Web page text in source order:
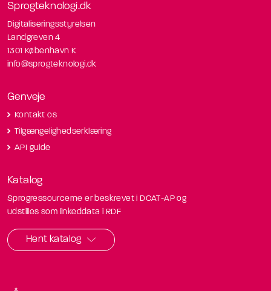
Sprogteknologi.dk
Digitaliseringsstyrelsen
Landgreven 4
1301 København K
info@sprogteknologi.dk
Genveje
Kontakt os
Tilgængelighedserklæring
API guide
Katalog
Sprogressourcerne er beskrevet i DCAT-AP og
udstilles som linkeddata i RDF
Hent katalog